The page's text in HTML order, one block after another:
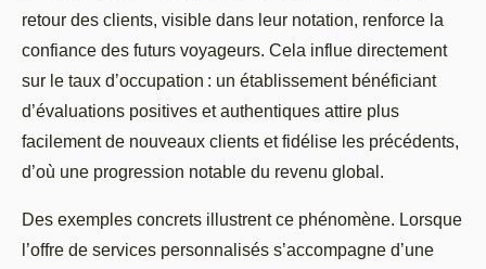
retour des clients, visible dans leur notation, renforce la
confiance des futurs voyageurs. Cela influe directement
sur le taux d’occupation : un établissement bénéficiant
d’évaluations positives et authentiques attire plus
facilement de nouveaux clients et fidélise les précédents,
d’où une progression notable du revenu global.
Des exemples concrets illustrent ce phénomène. Lorsque
l’offre de services personnalisés s’accompagne d’une